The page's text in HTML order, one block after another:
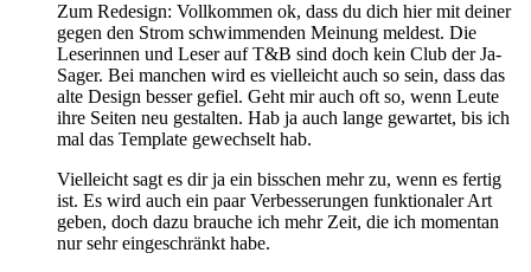
Zum Redesign: Vollkommen ok, dass du dich hier mit deiner
gegen den Strom schwimmenden Meinung meldest. Die
Leserinnen und Leser auf T&B sind doch kein Club der Ja-
Sager. Bei manchen wird es vielleicht auch so sein, dass das
alte Design besser gefiel. Geht mir auch oft so, wenn Leute
ihre Seiten neu gestalten. Hab ja auch lange gewartet, bis ich
mal das Template gewechselt hab.
Vielleicht sagt es dir ja ein bisschen mehr zu, wenn es fertig
ist. Es wird auch ein paar Verbesserungen funktionaler Art
geben, doch dazu brauche ich mehr Zeit, die ich momentan
nur sehr eingeschränkt habe.